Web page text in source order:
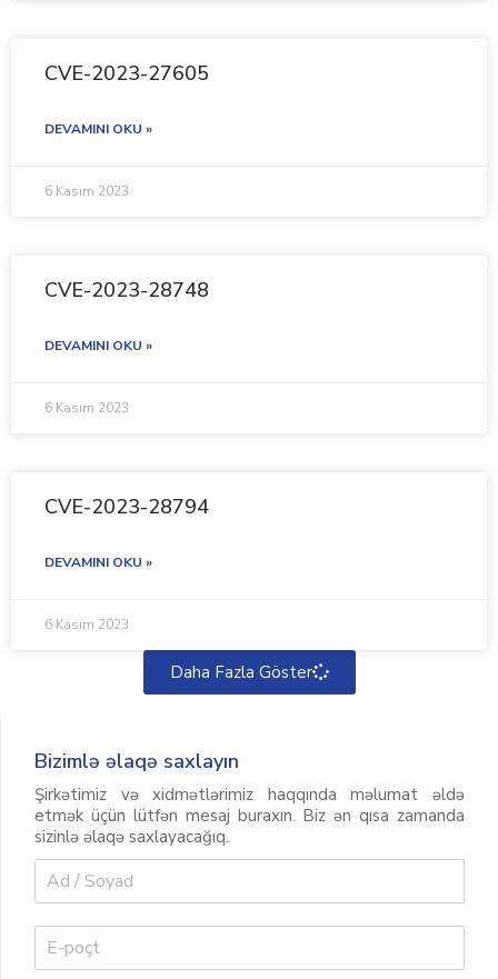
CVE-2023-27605
DEVAMINI OKU »
6 Kasım 2023
CVE-2023-28748
DEVAMINI OKU »
6 Kasım 2023
CVE-2023-28794
DEVAMINI OKU »
6 Kasım 2023
Daha Fazla Göster
Bizimlə əlaqə saxlayın
Şirkətimiz və xidmətlərimiz haqqında məlumat əldə
etmək üçün lütfən mesaj buraxın. Biz ən qısa zamanda
sizinlə əlaqə saxlayacağıq.